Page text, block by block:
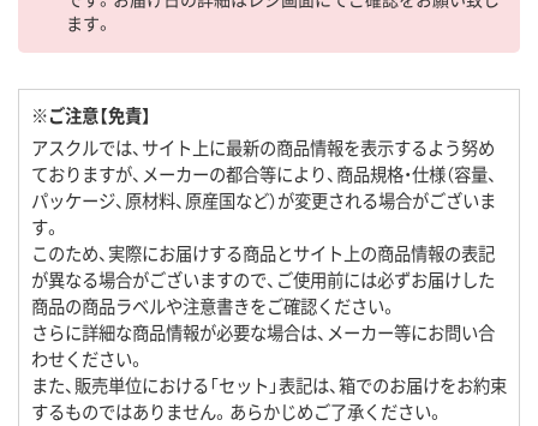
ます。
※ご注意【免責】
アスクルでは、サイト上に最新の商品情報を表示するよう努め
ておりますが、メーカーの都合等により、商品規格・仕様（容量、
パッケージ、原材料、原産国など）が変更される場合がございま
す。
このため、実際にお届けする商品とサイト上の商品情報の表記
が異なる場合がございますので、ご使用前には必ずお届けした
商品の商品ラベルや注意書きをご確認ください。
さらに詳細な商品情報が必要な場合は、メーカー等にお問い合
わせください。
また、販売単位における「セット」表記は、箱でのお届けをお約束
するものではありません。あらかじめご了承ください。